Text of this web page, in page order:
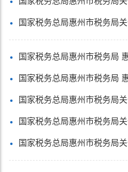
国家税务总局惠州市税务局关于公布全文失效废
国家税务总局惠州市税务局 惠州市住房和城乡建设局关于发布惠州市
国家税务总局惠州市税务局 惠州市住房和城乡建设局关于发布惠州
国家税务总局惠州市税务局关于房产税和城
国家税务总局惠州市税务局关于调整惠州市个人二手房转让个
国家税务总局惠州市税务局关于废止《国家税务总局惠州市税务局关于转让农